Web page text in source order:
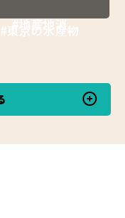
#地産地消
#東京の水産物